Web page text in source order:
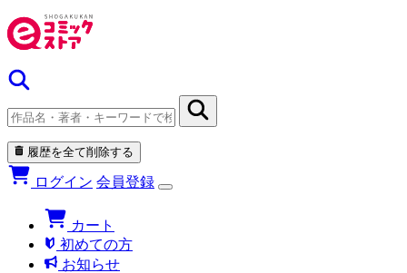
履歴を全て削除する
ログイン 会員登録
カート
初めての方
お知らせ